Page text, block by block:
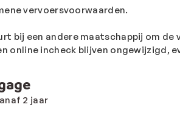
vervoersvoorwaarden.
bij een andere maatschappij om
online incheck blijven ongewijzigd,
2 jaar